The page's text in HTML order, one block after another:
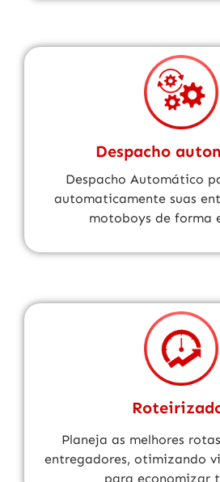
Despacho
Despacho Automático
automaticamente suas
motoboys de forma
Planeja as melhores
entregadores, otimizando
para economizar